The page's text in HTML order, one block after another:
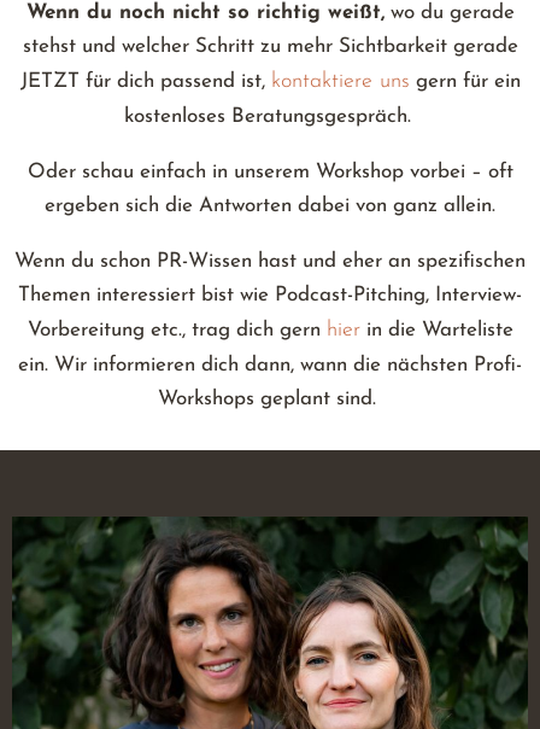
Wenn du noch nicht so richtig weißt,wo du gerade
stehst und welcher Schritt zu mehr Sichtbarkeit gerade
JETZT für dich passend ist, kontaktiere uns gern für ein
kostenloses Beratungsgespräch.
Oder schau einfach in unserem Workshop vorbei – oft
ergeben sich die Antworten dabei von ganz allein.
Wenn du schon PR-Wissen hast und eher an spezifischen
Themen interessiert bist wie Podcast-Pitching, Interview-
Vorbereitung etc., trag dich gern hierin die Warteliste
ein. Wir informieren dich dann, wann die nächsten Profi-
Workshops geplant sind.